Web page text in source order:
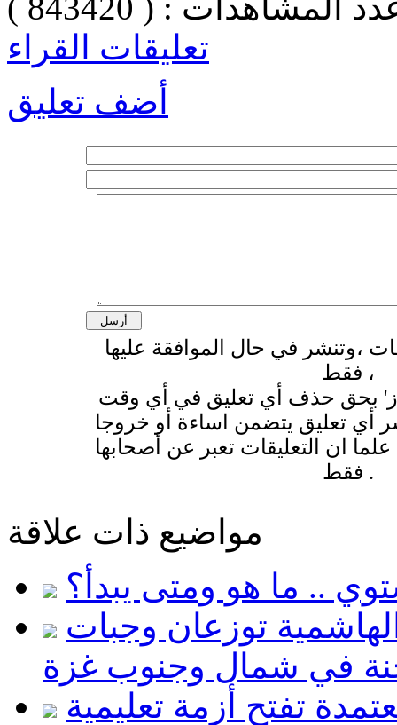
تعليقات القراء
أضف تعليق
،وتنشر في حال الموافقة عليها
فقط ،
بحق حذف أي تعليق في أي وقت
أي تعليق يتضمن اساءة أو خروجا
ان التعليقات تعبر عن أصحابها
فقط .
مواضيع ذات علاقة
.. ما هو ومتى يبدأ؟
الهاشمية توزعان وجبات
في شمال وجنوب غزة